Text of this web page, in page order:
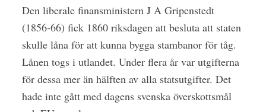
Den liberale finansministern J A Gripenstedt
(1856-66) fick 1860 riksdagen att besluta att staten
skulle låna för att kunna bygga stambanor för tåg.
Lånen togs i utlandet. Under flera år var utgifterna
för dessa mer än hälften av alla statsutgifter. Det
hade inte gått med dagens svenska överskottsmål